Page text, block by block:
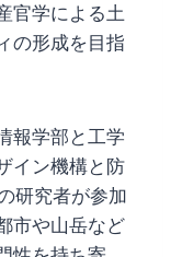
官学による土
の形成を目指
報学部と工学
イン機構と防
研究者が参加
市や山岳など